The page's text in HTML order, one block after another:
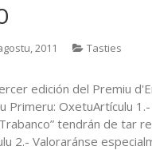
2011 Tasties
edición del Premiu
Primeru: OxetuArtículu
tendrán de tar
2.- Valoraránse